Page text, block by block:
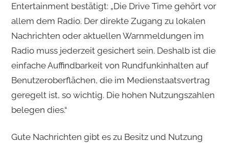
Entertainment bestätigt: „Die Drive Time gehört vor
allem dem Radio. Der direkte Zugang zu lokalen
Nachrichten oder aktuellen Warnmeldungen im
Radio muss jederzeit gesichert sein. Deshalb ist die
einfache Auffindbarkeit von Rundfunkinhalten auf
Benutzeroberflächen, die im Medien­staatsvertrag
geregelt ist, so wichtig. Die hohen Nutzungszahlen
belegen dies.“
Gute Nachrichten gibt es zu Besitz und Nutzung